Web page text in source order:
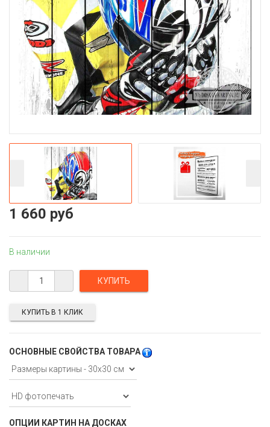
1 660 руб
В наличии
ОСНОВНЫЕ СВОЙСТВА ТОВАРА
ОПЦИИ КАРТИН НА ДОСКАХ
КУПИТЬ В 1 КЛИК